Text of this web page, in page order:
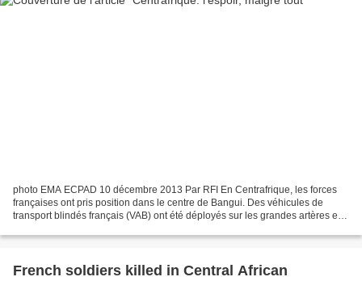
photo EMA ECPAD 10 décembre 2013 Par RFI En Centrafrique, les forces
françaises ont pris position dans le centre de Bangui. Des véhicules de
transport blindés français (VAB) ont été déployés sur les grandes artères et
French soldiers killed in Central African